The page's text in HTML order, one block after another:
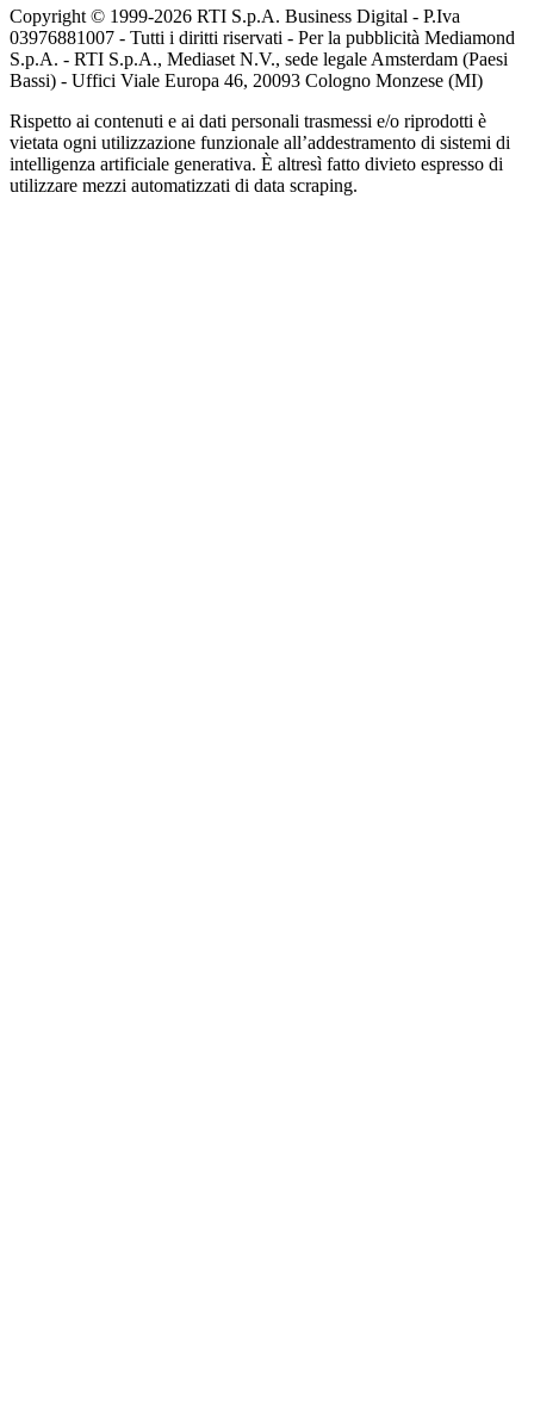
Copyright © 1999-2026 RTI S.p.A. Business Digital - P.Iva
03976881007 - Tutti i diritti riservati - Per la pubblicità Mediamond
S.p.A. - RTI S.p.A., Mediaset N.V., sede legale Amsterdam (Paesi
Bassi) - Uffici Viale Europa 46, 20093 Cologno Monzese (MI)
Rispetto ai contenuti e ai dati personali trasmessi e/o riprodotti è
vietata ogni utilizzazione funzionale all’addestramento di sistemi di
intelligenza artificiale generativa. È altresì fatto divieto espresso di
utilizzare mezzi automatizzati di data scraping.